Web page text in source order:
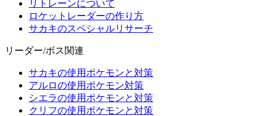
リトレーンについて
ロケットレーダーの作り方
サカキのスペシャルリサーチ
リーダー/ボス関連
サカキの使用ポケモンと対策
アルロの使用ポケモン対策
シエラの使用ポケモンと対策
クリフの使用ポケモンと対策